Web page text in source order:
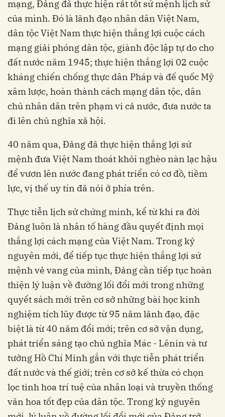
mạng, Đảng đã thực hiện rất tốt sứ mệnh lịch sử
của mình. Đó là lãnh đạo nhân dân Việt Nam,
dân tộc Việt Nam thực hiện thắng lợi cuộc cách
mạng giải phóng dân tộc, giành độc lập tự do cho
đất nước năm 1945; thực hiện thắng lợi 02 cuộc
kháng chiến chống thực dân Pháp và đế quốc Mỹ
xâm lược, hoàn thành cách mạng dân tộc, dân
chủ nhân dân trên phạm vi cả nước, đưa nước ta
đi lên chủ nghĩa xã hội.
40 năm qua, Đảng đã thực hiện thắng lợi sứ
mệnh đưa Việt Nam thoát khỏi nghèo nàn lạc hậu
để vươn lên nước đang phát triển có cơ đồ, tiềm
lực, vị thế uy tín đã nói ở phía trên.
Thực tiễn lịch sử chứng minh, kể từ khi ra đời
Đảng luôn là nhân tố hàng đầu quyết định mọi
thắng lợi cách mạng của Việt Nam. Trong kỷ
nguyên mới, để tiếp tục thực hiện thắng lợi sứ
mệnh vẻ vang của mình, Đảng cần tiếp tục hoàn
thiện lý luận về đường lối đổi mới trong những
quyết sách mới trên cơ sở những bài học kinh
nghiệm tích lũy được từ 95 năm lãnh đạo, đặc
biệt là từ 40 năm đổi mới; trên cơ sở vận dụng,
phát triển sáng tạo chủ nghĩa Mác - Lênin và tư
tưởng Hồ Chí Minh gắn với thực tiễn phát triển
đất nước và thế giới; trên cơ sở kế thừa có chọn
lọc tinh hoa trí tuệ của nhân loại và truyền thống
văn hoa tốt đẹp của dân tộc. Trong kỷ nguyên